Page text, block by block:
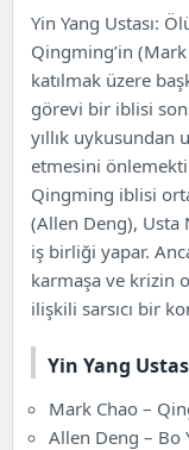
Yin Yang Ustası:
Qingming’in
katılmak üzere
görevi bir iblisi
yıllık uykusundan
etmesini
Qingming iblisi
(Allen Deng), Usta
iş birliği yapar.
karmaşa ve krizin
ilişkili sarsıcı bir
Yin Yang
Mark Chao –
Allen Deng – Bo